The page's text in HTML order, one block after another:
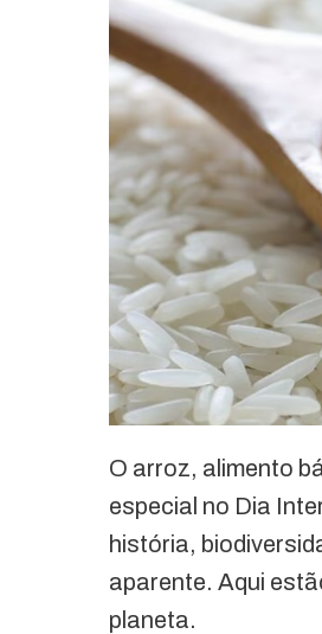
O arroz, alimento
especial no Dia
história,
aparente. Aqui
planeta.